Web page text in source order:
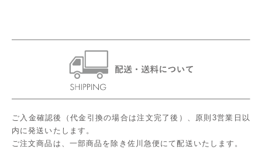
ご入金確認後（代金引換の場合は注文完了後）、原則3営業日以
内に発送いたします。
ご注文商品は、一部商品を除き佐川急便にて配送いたします。